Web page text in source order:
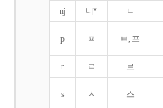
nj 니* ㄴ
p ㅍ ㅂ, 프
r ㄹ 르
s ㅅ 스